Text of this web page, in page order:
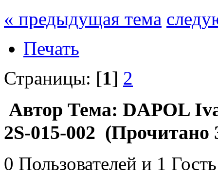
« предыдущая тема
Печать
Страницы: [1] 2
Автор Тема: DAPOL
2S-015-002 (Прочитано
0 Пользователей и 1